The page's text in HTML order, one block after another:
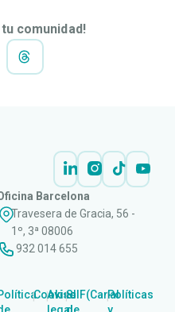
comunidad!
Barcelona
Travesera de Gracia, 56 -
1º, 3ª 08006
932 014 655
|Cookies
|Aviso
|SIIF(Canal
|Políticas